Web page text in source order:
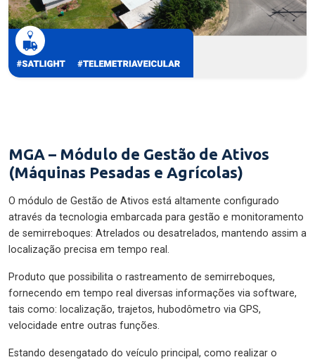
MGA – Módulo de Gestão de Ativos
(Máquinas Pesadas e Agrícolas)
O módulo de Gestão de Ativos está altamente configurado
através da tecnologia embarcada para gestão e monitoramento
de semirreboques: Atrelados ou desatrelados, mantendo assim a
localização precisa em tempo real.
Produto que possibilita o rastreamento de semirreboques,
fornecendo em tempo real diversas informações via software,
tais como: localização, trajetos, hubodômetro via GPS,
velocidade entre outras funções.
Estando desengatado do veículo principal, como realizar o